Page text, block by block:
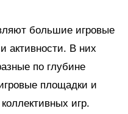
большие игровые
активности. В них
по глубине
площадки и
игр.